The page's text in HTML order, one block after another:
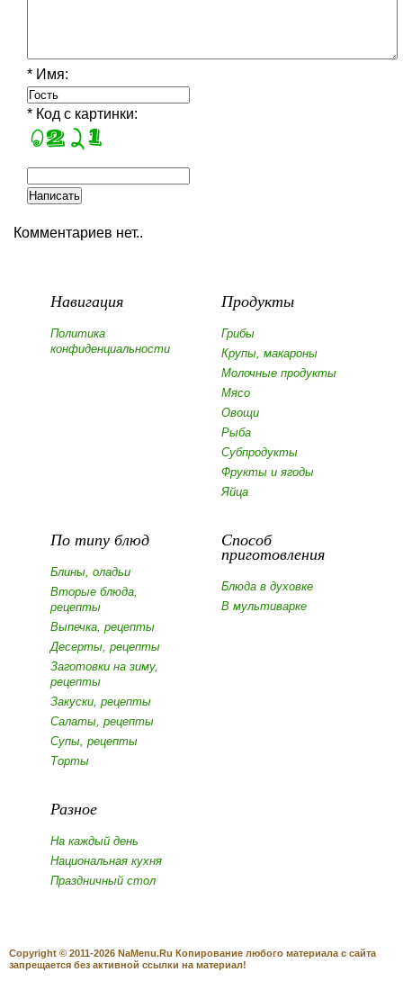
* Имя:
* Код с картинки:
Комментариев нет..
Навигация
Политика
конфиденциальности
Продукты
Грибы
Крупы, макароны
Молочные продукты
Мясо
Овощи
Рыба
Субпродукты
Фрукты и ягоды
Яйца
По типу блюд
Блины, оладьи
Вторые блюда,
рецепты
Выпечка, рецепты
Десерты, рецепты
Заготовки на зиму,
рецепты
Закуски, рецепты
Салаты, рецепты
Супы, рецепты
Торты
Способ
приготовления
Блюда в духовке
В мультиварке
Разное
На каждый день
Национальная кухня
Праздничный стол
Copyright © 2011-2026 NaMenu.Ru Копирование любого материала с сайта
запрещается без активной ссылки на материал!